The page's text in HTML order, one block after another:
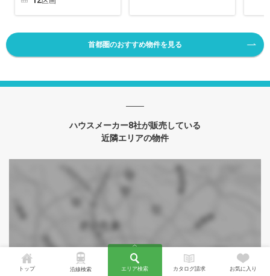
トップ 沿線検索 エリア検索 カタログ請求 お気に入り
首都圏のおすすめ物件を見る
ハウスメーカー8社が販売している
近隣エリアの物件